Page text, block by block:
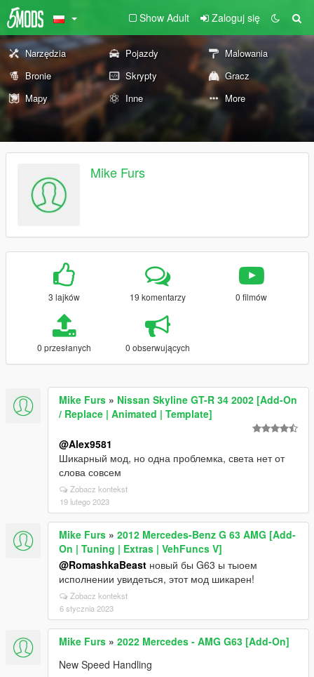
Show Adult Zaloguj się
Narzędzia Pojazdy
Malowania
Bronie
Skrypty
Gracz
Mapy
Inne More
Mike Furs
3 lajków 19 komentarzy 0 filmów
0 przesłanych 0 obserwujących
Mike Furs » Nissan Skyline GT-R 34 2002 [Add-On
/ Replace | Animated | Template]
@Alex9581
Шикарный мод, но одна проблемка, света нет от
слова совсем
Zobacz kontekst
19 lutego 2023
Mike Furs » 2012 Mercedes-Benz G 63 AMG [Add-
On | Tuning | Extras | VehFuncs V]
@RomashkaBeast новый бы G63 ы тыоем
исполнении увидеться, этот мод шикарен!
Zobacz kontekst
6 stycznia 2023
Mike Furs » 2022 Mercedes - AMG G63 [Add-On]
New Speed Handling